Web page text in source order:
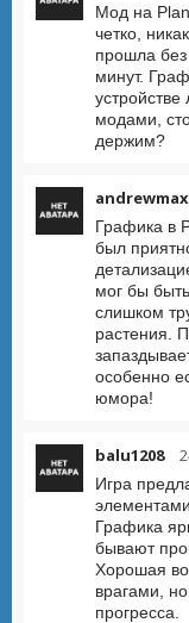
Мод на
четко,
прошла
минут.
устройстве
модами,
держим?
andrewmax
Графика в
был
мог бы
слишком
растения.
особенно
юмора!
balu1208
Игра
Графика
бывают
Хорошая
врагами,
прогресса.